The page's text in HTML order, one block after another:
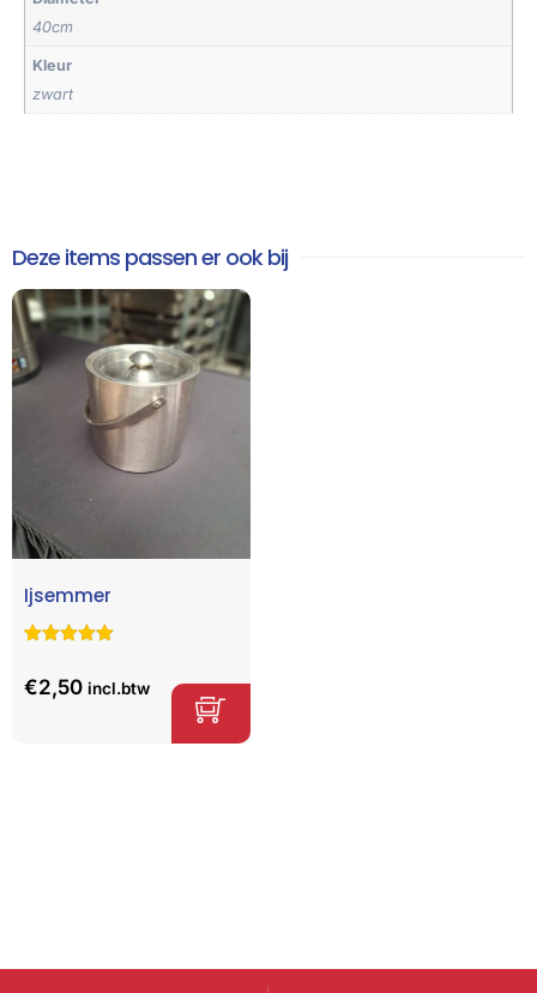
40cm
Kleur
zwart
Deze items passen er ook bij
Ijsemmer
gebaseerd
€2,50 incl.btw